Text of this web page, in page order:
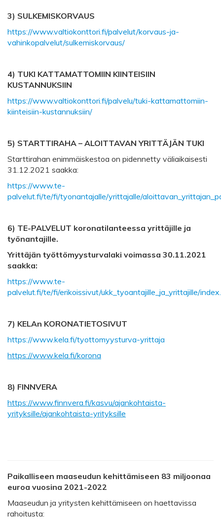
3) SULKEMISKORVAUS
https://www.valtiokonttori.fi/palvelut/korvaus-ja-
vahinkopalvelut/sulkemiskorvaus/
4) TUKI KATTAMATTOMIIN KIINTEISIIN
KUSTANNUKSIIN
https://www.valtiokonttori.fi/palvelu/tuki-kattamattomiin-
kiinteisiin-kustannuksiin/
5) STARTTIRAHA – ALOITTAVAN YRITTÄJÄN TUKI
Starttirahan enimmäiskestoa on pidennetty väliaikaisesti
31.12.2021 saakka:
https://www.te-
palvelut.fi/te/fi/tyonantajalle/yrittajalle/
6) TE-PALVELUT koronatilanteessa yrittäjille ja
työnantajille.
Yrittäjän työttömyysturvalaki voimassa 30.11.2021
saakka:
https://www.te-
palvelut.fi/te/fi/erikoissivut/ukk_tyoantajille_ja_yrittajille/
7) KELAn KORONATIETOSIVUT
https://www.kela.fi/tyottomyysturva-yrittaja
https://www.kela.fi/korona
8) FINNVERA
https://www.finnvera.fi/kasvu/ajankohtaista-
yrityksille/ajankohtaista-yrityksille
Paikalliseen maaseudun kehittämiseen 83 miljoonaa
euroa vuosina 2021-2022
Maaseudun ja yritysten kehittämiseen on haettavissa
rahoitusta: